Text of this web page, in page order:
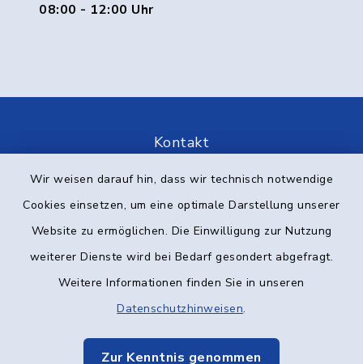
Wir weisen darauf hin, dass wir technisch notwendige
Cookies einsetzen, um eine optimale Darstellung unserer
Website zu ermöglichen. Die Einwilligung zur Nutzung
weiterer Dienste wird bei Bedarf gesondert abgefragt.
Weitere Informationen finden Sie in unseren
Datenschutzhinweisen.
Zur Kenntnis genommen
08:00 - 12:00 Uhr
Kontakt
Barrierefreiheit
Datenschutz
Impressum
Elektronische Kommunikation
Sitemap